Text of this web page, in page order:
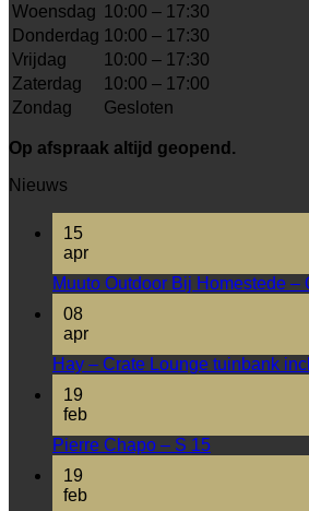
Woensdag 10:00 – 17:30
Donderdag 10:00 – 17:30
Vrijdag
10:00 – 17:30
Zaterdag
10:00 – 17:00
Zondag
Gesloten
Op afspraak altijd geopend.
Nieuws
15
apr
Muuto Outdoor Bij Homestede –
08
apr
Hay – Crate Lounge tuinbank
19
feb
Pierre Chapo – S 15
19
feb